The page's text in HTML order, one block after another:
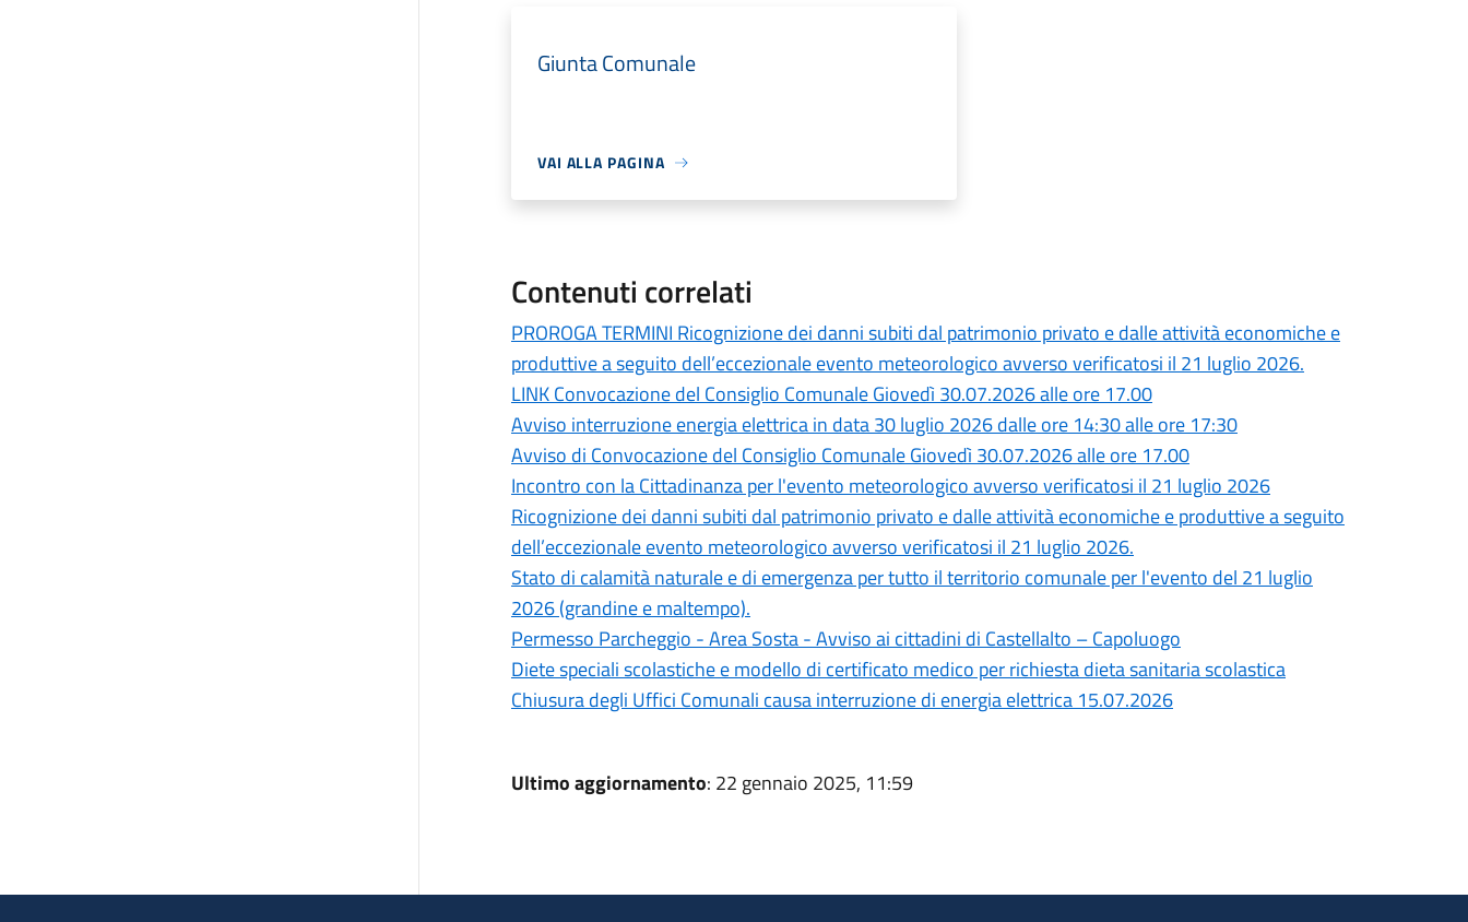
Giunta Comunale
VAI ALLA PAGINA
Contenuti correlati
PROROGA TERMINI Ricognizione dei danni subiti dal patrimonio privato e dalle attività economiche e
produttive a seguito dell’eccezionale evento meteorologico avverso verificatosi il 21 luglio 2026.
LINK Convocazione del Consiglio Comunale Giovedì 30.07.2026 alle ore 17.00
Avviso interruzione energia elettrica in data 30 luglio 2026 dalle ore 14:30 alle ore 17:30
Avviso di Convocazione del Consiglio Comunale Giovedì 30.07.2026 alle ore 17.00
Incontro con la Cittadinanza per l'evento meteorologico avverso verificatosi il 21 luglio 2026
Ricognizione dei danni subiti dal patrimonio privato e dalle attività economiche e produttive a seguito
dell’eccezionale evento meteorologico avverso verificatosi il 21 luglio 2026.
Stato di calamità naturale e di emergenza per tutto il territorio comunale per l'evento del 21 luglio
2026 (grandine e maltempo).
Permesso Parcheggio - Area Sosta - Avviso ai cittadini di Castellalto – Capoluogo
Diete speciali scolastiche e modello di certificato medico per richiesta dieta sanitaria scolastica
Chiusura degli Uffici Comunali causa interruzione di energia elettrica 15.07.2026
Ultimo aggiornamento: 22 gennaio 2025, 11:59